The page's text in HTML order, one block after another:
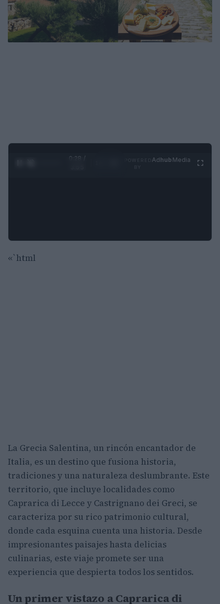
0:29 /
Adhub Media
«`html
La Grecia Salentina, un rincón encantador de
Italia, es un destino que fusiona historia,
tradiciones y una naturaleza deslumbrante. Este
territorio, que incluye localidades como
Caprarica di Lecce y Castrignano dei Greci, se
caracteriza por su rico patrimonio cultural,
donde cada esquina cuenta una historia. Desde
impresionantes paisajes hasta delicias
culinarias, este viaje promete ser una
experiencia que despierta todos los sentidos.
Un primer vistazo a Caprarica di